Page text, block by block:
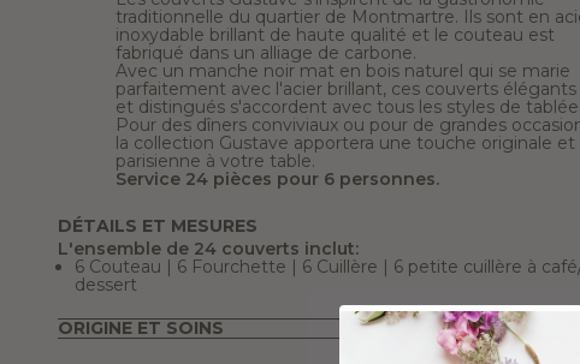
traditionnelle du quartier de Montmartre. Ils sont en
inoxydable brillant de haute qualité et le couteau est
fabriqué dans un alliage de carbone.
Avec un manche noir mat en bois naturel qui se marie
parfaitement avec l'acier brillant, ces couverts élégants
et distingués s'accordent avec tous les styles de
Pour des dîners conviviaux ou pour de grandes
la collection Gustave apportera une touche originale et
parisienne à votre table.
Service 24 pièces pour 6 personnes.
DÉTAILS ET MESURES
L'ensemble de 24 couverts inclut:
6 Couteau | 6 Fourchette | 6 Cuillère | 6 petite cuillère à
dessert
ORIGINE ET SOINS